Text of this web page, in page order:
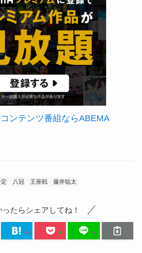
ンテンツ番組ならABEMA
八冠 王座戦 藤井聡太
ったらシェアしてね！